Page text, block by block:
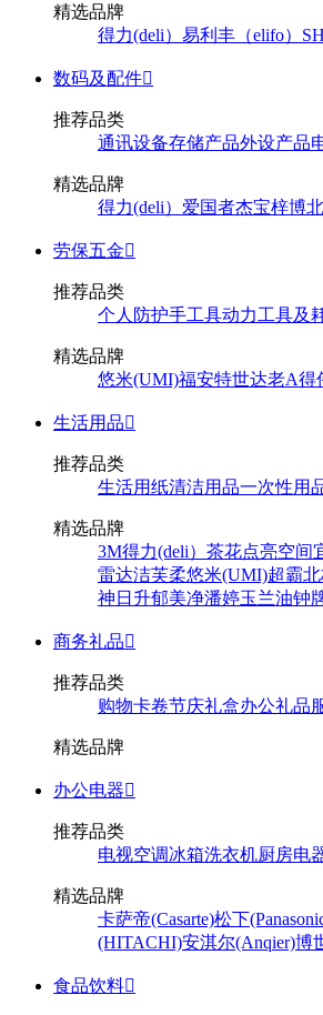
精选品牌
得力(deli） 易利丰（elifo） SH
数码及配件
推荐品类
通讯设备存储产品外设产品
精选品牌
得力(deli） 爱国者杰宝梓博
劳保五金
推荐品类
个人防护手工具动力工具及
精选品牌
悠米(UMI)福安特世达老A得
生活用品
推荐品类
生活用纸清洁用品一次性用
精选品牌
3M得力(deli） 茶花点亮空间
雷达洁芙柔悠米(UMI)超霸
神 日升郁美净潘婷玉兰油钟
商务礼品
推荐品类
购物卡卷节庆礼盒办公礼品
精选品牌
办公电器
推荐品类
电视空调冰箱洗衣机厨房电
精选品牌
卡萨帝(Casarte)松下
(HITACHI)安淇尔(Anqier)博
食品饮料